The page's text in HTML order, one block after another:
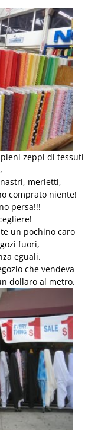
zeppi di tessuti
merletti,
comprato niente!
persa!!!
un pochino caro
fuori,
eguali.
che vendeva
dollaro al metro.